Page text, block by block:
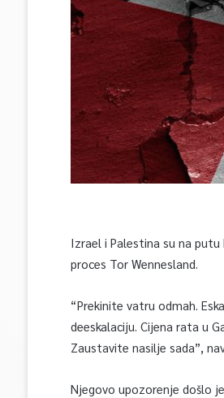
Izrael i Palestina su na
proces Tor Wennesland.
“Prekinite vatru odmah.
deeskalaciju. Cijena rata u
Zaustavite nasilje sada”,
Njegovo upozorenje došlo